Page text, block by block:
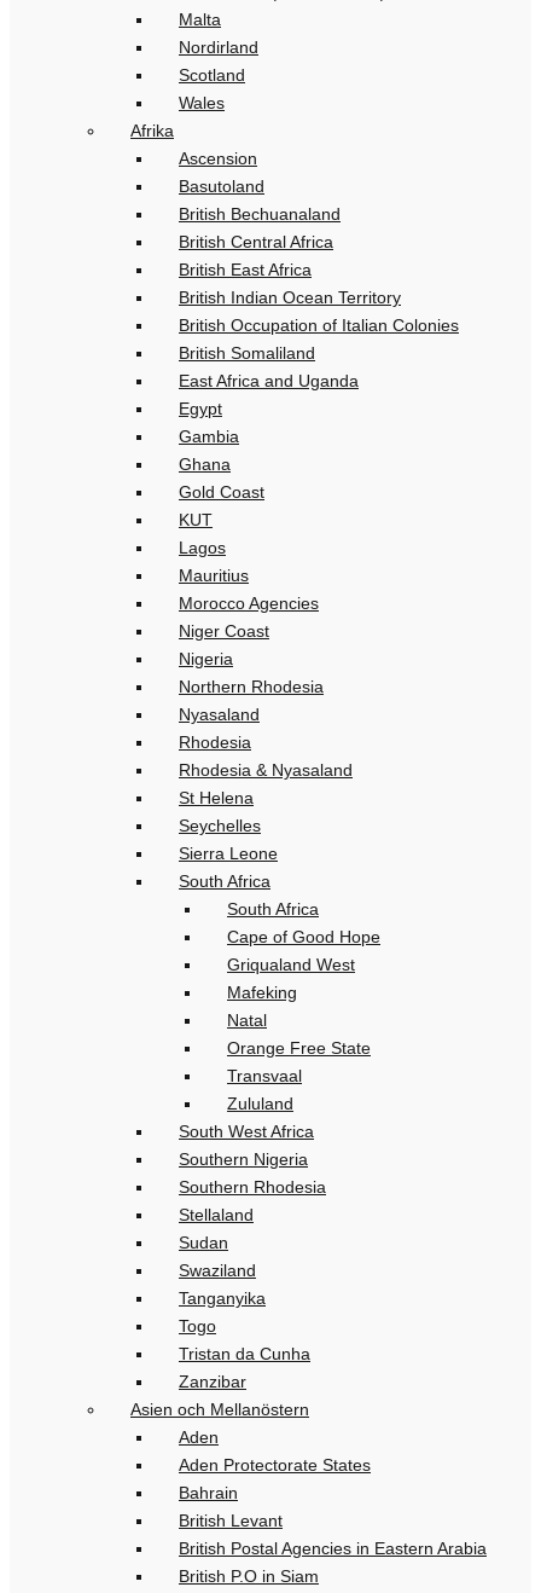
Malta
Nordirland
Scotland
Wales
Afrika
Ascension
Basutoland
British Bechuanaland
British Central Africa
British East Africa
British Indian Ocean Territory
British Occupation of Italian Colonies
British Somaliland
East Africa and Uganda
Egypt
Gambia
Ghana
Gold Coast
KUT
Lagos
Mauritius
Morocco Agencies
Niger Coast
Nigeria
Northern Rhodesia
Nyasaland
Rhodesia
Rhodesia & Nyasaland
St Helena
Seychelles
Sierra Leone
South Africa
South Africa
Cape of Good Hope
Griqualand West
Mafeking
Natal
Orange Free State
Transvaal
Zululand
South West Africa
Southern Nigeria
Southern Rhodesia
Stellaland
Sudan
Swaziland
Tanganyika
Togo
Tristan da Cunha
Zanzibar
Asien och Mellanöstern
Aden
Aden Protectorate States
Bahrain
British Levant
British Postal Agencies in Eastern Arabia
British P.O in Siam